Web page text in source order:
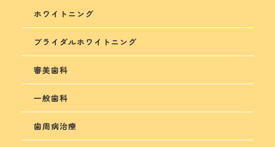
ホワイトニング
ブライダルホワイトニング
審美歯科
一般歯科
歯周病治療